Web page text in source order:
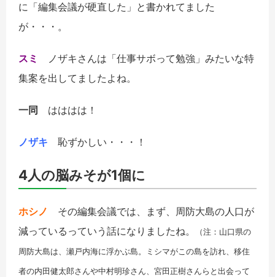
に「編集会議が硬直した」と書かれてました
が・・・。
スミ
ノザキさんは「仕事サボって勉強」みたいな特
集案を出してましたよね。
一同 はははは！
ノザキ 恥ずかしい・・・！
4人の脳みそが1個に
ホシノ その編集会議では、まず、周防大島の人口が
減っているっていう話になりましたね。
（注：山口県の
周防大島は、瀬戸内海に浮かぶ島。ミシマがこの島を訪れ、移住
者の内田健太郎さんや中村明珍さん、宮田正樹さんらと出会って